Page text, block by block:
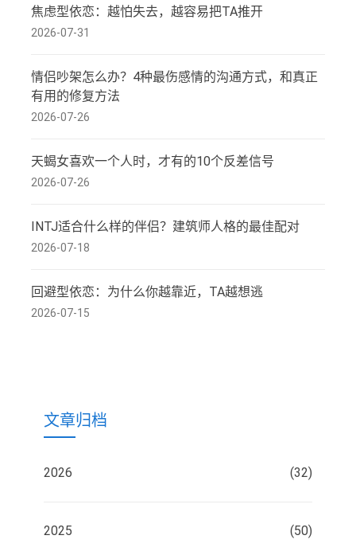
焦虑型依恋：越怕失去，越容易把TA推开
2026-07-31
情侣吵架怎么办？4种最伤感情的沟通方式，和真正
有用的修复方法
2026-07-26
天蝎女喜欢一个人时，才有的10个反差信号
2026-07-26
INTJ适合什么样的伴侣？建筑师人格的最佳配对
2026-07-18
回避型依恋：为什么你越靠近，TA越想逃
2026-07-15
文章归档
2026 (32)
2025 (50)